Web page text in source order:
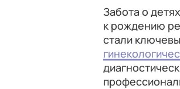
Забота о
к рождению
стали